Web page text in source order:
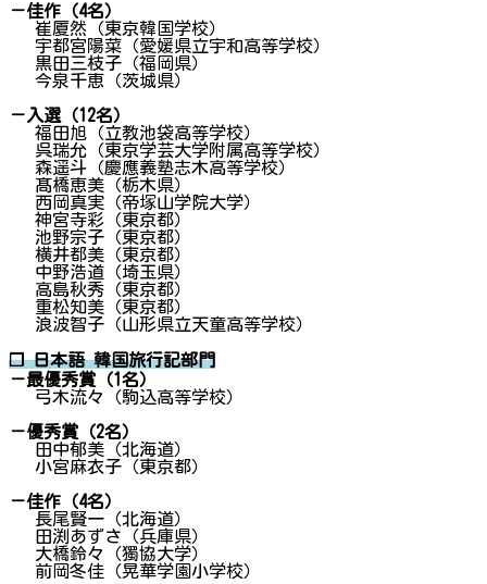
－佳作（4名）
崔厦然（東京韓国学校）
宇都宮陽菜（愛媛県立宇和高等学校）
黒田三枝子（福岡県）
今泉千恵（茨城県）
－入選（12名）
福田旭（立教池袋高等学校）
呉瑞允（東京学芸大学附属高等学校）
森遥斗（慶應義塾志木高等学校）
髙橋恵美（栃木県）
西岡真実（帝塚山学院大学）
神宮寺彩（東京都）
池野宗子（東京都）
横井都美（東京都）
中野浩道（埼玉県）
高島秋秀（東京都）
重松知美（東京都）
浪波智子（山形県立天童高等学校）
❐ 日本語 韓国旅行記部門
－最優秀賞（1名）
弓木流々（駒込高等学校）
－優秀賞（2名）
田中郁美（北海道）
小宮麻衣子（東京都）
－佳作（4名）
長尾賢一（北海道）
田渕あずさ（兵庫県）
大橋鈴々（獨協大学）
前岡冬佳（晃華学園小学校）